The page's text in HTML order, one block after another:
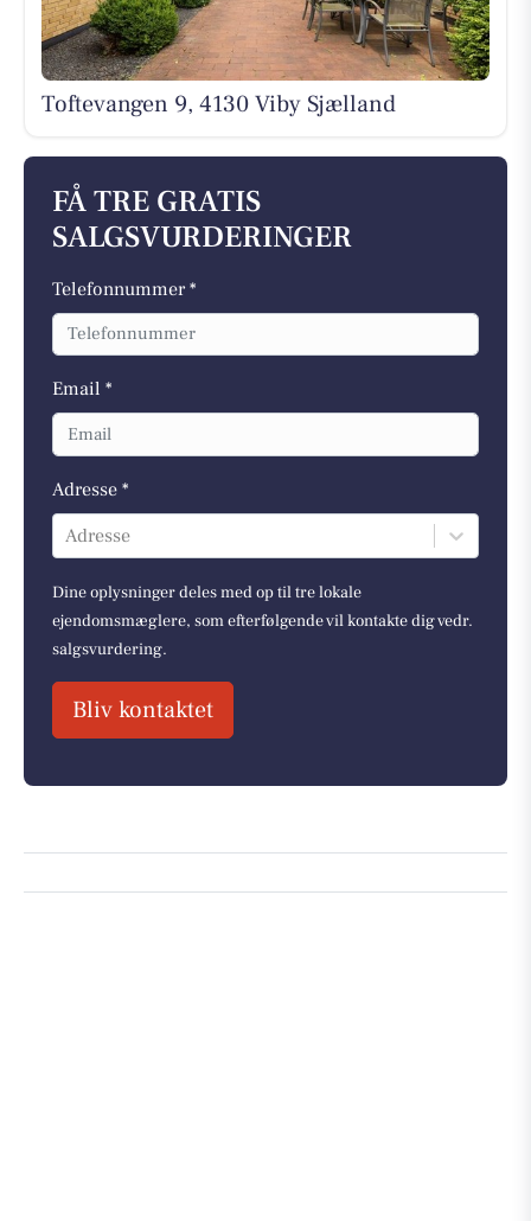
Toftevangen 9, 4130 Viby Sjælland
FÅ TRE GRATIS
SALGSVURDERINGER
Telefonnummer *
Email *
Adresse *
Adresse
Dine oplysninger deles med op til tre lokale
ejendomsmæglere, som efterfølgende vil kontakte dig vedr.
salgsvurdering.
Bliv kontaktet